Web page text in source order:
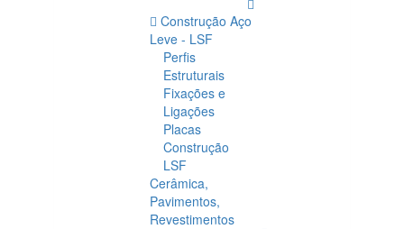
Construção Aço
Leve - LSF
Perfis
Estruturais
Fixações e
Ligações
Placas
Construção
LSF
Cerâmica,
Pavimentos,
Revestimentos